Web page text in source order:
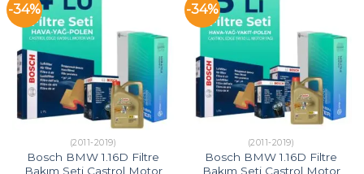
-34%
(2011-2019)
Bosch BMW 1.16D Filtre
Bakım Seti Castrol Motor
-34%
(2011-2019)
Bosch BMW 1.16D Filtre
Bakım Seti Castrol Motor